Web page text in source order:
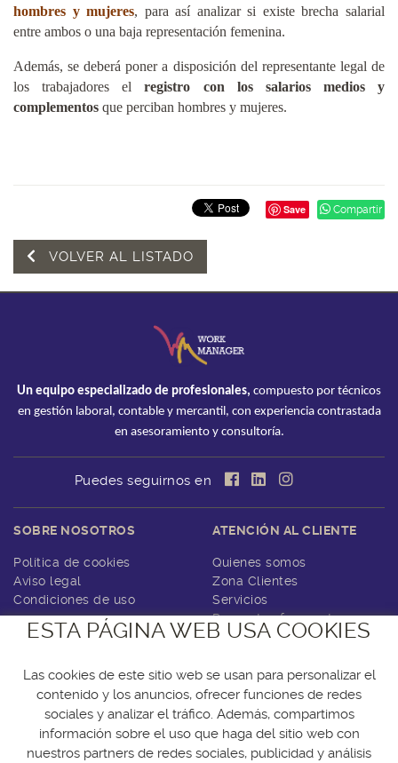
hombres y mujeres, para así analizar si existe brecha salarial
entre ambos o una baja representación femenina.
Además, se deberá poner a disposición del representante legal de
los trabajadores elregistro con los salarios medios y
complementos que perciban hombres y mujeres.
Save Compartir
VOLVER AL LISTADO
Un equipo especializado de profesionales, compuesto por técnicos
en gestión laboral, contable y mercantil, con experiencia contrastada
en asesoramiento y consultoría.
Puedes seguirnos en
SOBRE NOSOTROS
Política de cookies
Aviso legal
Condiciones de uso
ATENCIÓN AL CLIENTE
Quienes somos
Zona Clientes
Servicios
Preguntas frecuentes
Contacto
C/Puentedey, 25
28051 Madrid
ESTA PÁGINA WEB USA COOKIES
Las cookies de este sitio web se usan para personalizar el
contenido y los anuncios, ofrecer funciones de redes
sociales y analizar el tráfico. Además, compartimos
información sobre el uso que haga del sitio web con
nuestros partners de redes sociales, publicidad y análisis